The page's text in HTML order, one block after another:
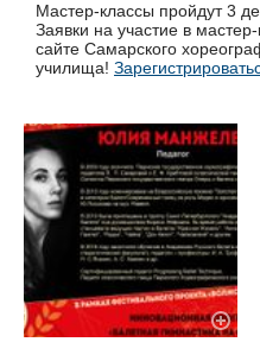
Мастер-классы пройдут 3
Заявки на участие в
сайте Самарского
училища!